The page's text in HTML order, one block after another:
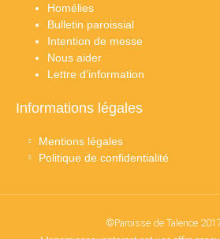
Homélies
Bulletin paroissial
Intention de messe
Nous aider
Lettre d’information
Informations légales
Mentions légales
Politique de confidentialité
©Paroisse de Talence